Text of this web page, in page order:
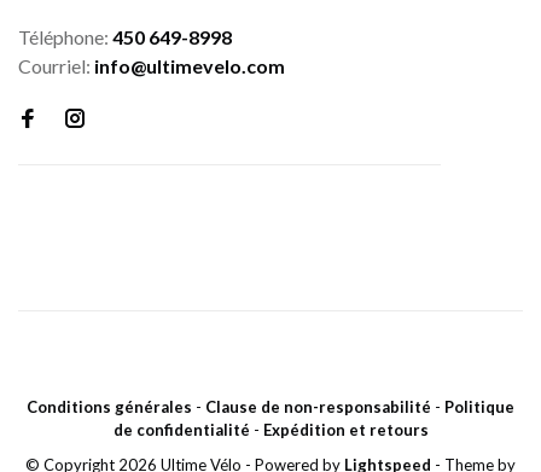
Téléphone: 450 649-8998
Courriel: info@ultimevelo.com
Conditions générales - Clause de non-responsabilité - Politique
de confidentialité - Expédition et retours
© Copyright 2026 Ultime Vélo - Powered by Lightspeed - Theme by